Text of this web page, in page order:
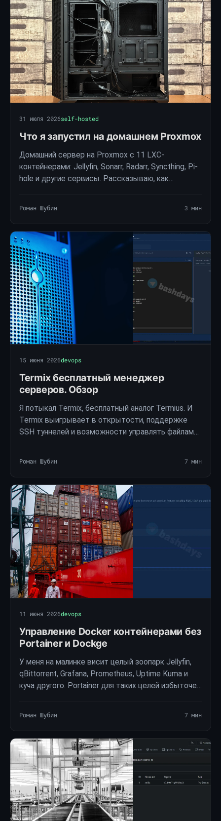
31 июля 2026self-hosted
Что я запустил на домашнем Proxmox
Домашний сервер на Proxmox с 11 LXC-
контейнерами: Jellyfin, Sonarr, Radarr, Syncthing, Pi-
hole и другие сервисы. Рассказываю, как
Роман Шубин 3 мин
15 июня 2026devops
Termix бесплатный менеджер
серверов. Обзор
Я потыкал Termix, бесплатный аналог Termius. И
Termix выигрывает в открытости, поддержке
SSH туннелей и возможности управлять файлами
необходимость ручных …
Роман Шубин 7 мин
11 июня 2026devops
Управление Docker контейнерами без
Portainer и Dockge
У меня на малинке висит целый зоопарк Jellyfin,
qBittorrent, Grafana, Prometheus, Uptime Kuma и
куча другого. Portainer для таких целей избыточен
Роман Шубин 7 мин